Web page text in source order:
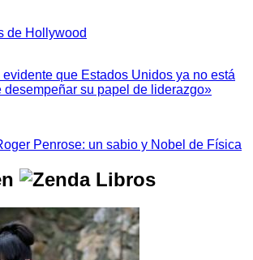
de Hollywood
que Estados Unidos ya no está
desempeñar su papel de liderazgo»
Penrose: un sabio y Nobel de Física